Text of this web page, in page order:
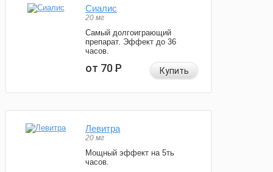
Сиалис
20 мг
Самый долгоиграющий
препарат. Эффект до 36
часов.
от 70Р Купить
Левитра
20 мг
Мощный эффект на 5ть
часов.